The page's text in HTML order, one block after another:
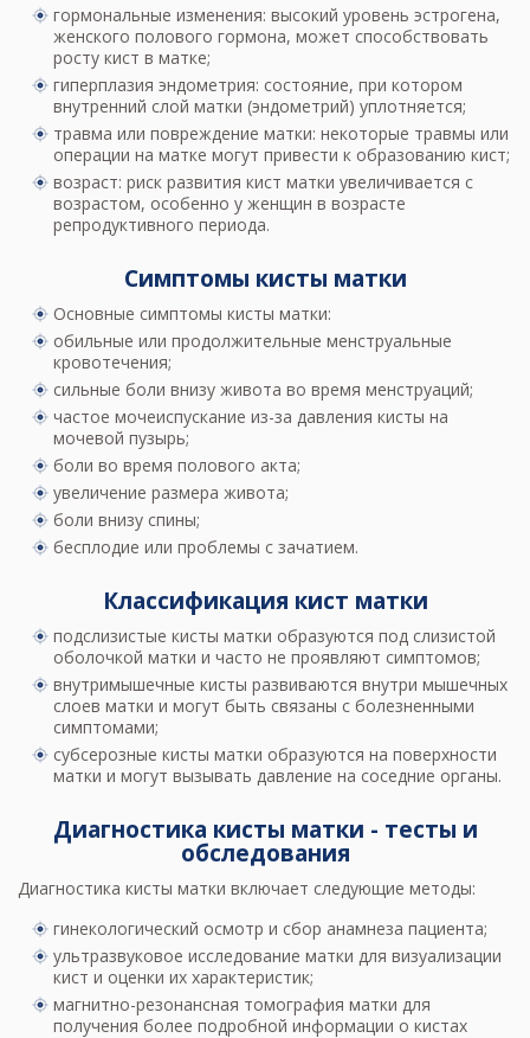
гормональные изменения: высокий уровень эстрогена,
женского полового гормона, может способствовать
росту кист в матке;
гиперплазия эндометрия: состояние, при котором
внутренний слой матки (эндометрий) уплотняется;
травма или повреждение матки: некоторые травмы или
операции на матке могут привести к образованию кист;
возраст: риск развития кист матки увеличивается с
возрастом, особенно у женщин в возрасте
репродуктивного периода.
Симптомы кисты матки
Основные симптомы кисты матки:
обильные или продолжительные менструальные
кровотечения;
сильные боли внизу живота во время менструаций;
частое мочеиспускание из-за давления кисты на
мочевой пузырь;
боли во время полового акта;
увеличение размера живота;
боли внизу спины;
бесплодие или проблемы с зачатием.
Классификация кист матки
подслизистые кисты матки образуются под слизистой
оболочкой матки и часто не проявляют симптомов;
внутримышечные кисты развиваются внутри мышечных
слоев матки и могут быть связаны с болезненными
симптомами;
субсерозные кисты матки образуются на поверхности
матки и могут вызывать давление на соседние органы.
Диагностика кисты матки - тесты и
обследования
Диагностика кисты матки включает следующие методы:
гинекологический осмотр и сбор анамнеза пациента;
ультразвуковое исследование матки для визуализации
кист и оценки их характеристик;
магнитно-резонансная томография матки для
получения более подробной информации о кистах